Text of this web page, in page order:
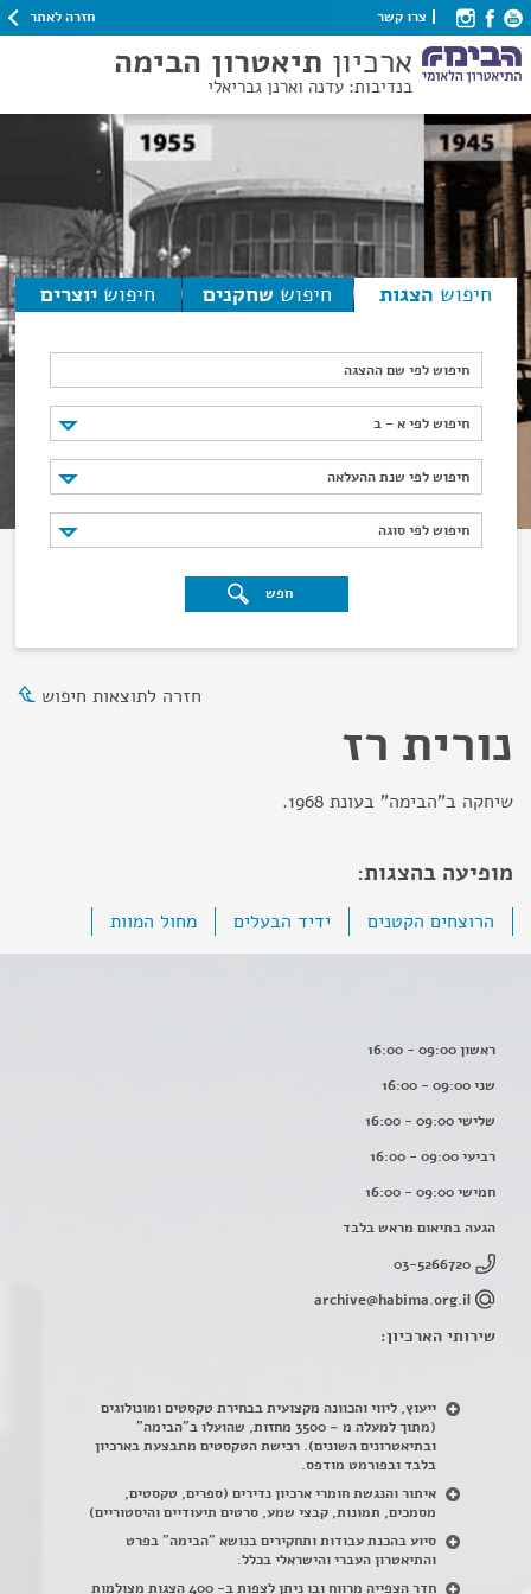
צרו קשר חזרה לאתר
ארכיון תיאטרון הבימה
בנדיבות: עדנה וארנן גבריאלי
חיפוש הצגות חיפוש שחקנים חיפוש יוצרים
חיפוש לפי שם ההצגה
חיפוש לפי א - ב
חיפוש לפי א - ב
חיפוש לפי שנת ההעלאה
חיפוש לפי שנת ההעלאה
חיפוש לפי סוגה
חיפוש לפי סוגה
חפש
חזרה לתוצאות חיפוש
נורית רז
שיחקה ב"הבימה" בעונת 1968.
מופיעה בהצגות:
הרוצחים הקטנים ידיד הבעלים מחול המוות
ראשון 09:00 - 16:00
שני 09:00 - 16:00
שלישי 09:00 - 16:00
רביעי 09:00 - 16:00
חמישי 09:00 - 16:00
הגעה בתיאום מראש בלבד
03-5266720
archive@habima.org.il
שירותי הארכיון:
ייעוץ, ליווי והכוונה מקצועית בבחירת טקסטים ומונולוגים
(מתוך למעלה מ – 3500 מחזות, שהועלו ב"הבימה"
ובתיאטרונים השונים). רכישת הטקסטים מתבצעת בארכיון
בלבד ובפורמט מודפס.
איתור והנגשת חומרי ארכיון נדירים (ספרים, טקסטים,
מסמכים, תמונות, קבצי שמע, סרטים תיעודיים והיסטוריים)
סיוע בהכנת עבודות ותחקירים בנושא "הבימה" בפרט
והתיאטרון העברי והישראלי בכלל.
חדר הצפייה מרווח ובו ניתן לצפות ב- 400 הצגות מצולמות